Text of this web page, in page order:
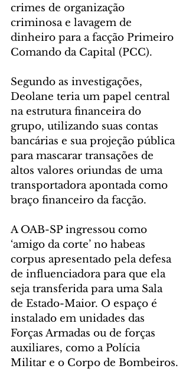
crimes de organização
criminosa e lavagem de
dinheiro para a facção Primeiro
Comando da Capital (PCC).
Segundo as investigações,
Deolane teria um papel central
na estrutura financeira do
grupo, utilizando suas contas
bancárias e sua projeção pública
para mascarar transações de
altos valores oriundas de uma
transportadora apontada como
braço financeiro da facção.
A OAB-SP ingressou como
‘amigo da corte’ no habeas
corpus apresentado pela defesa
de influenciadora para que ela
seja transferida para uma Sala
de Estado-Maior. O espaço é
instalado em unidades das
Forças Armadas ou de forças
auxiliares, como a Polícia
Militar e o Corpo de Bombeiros.